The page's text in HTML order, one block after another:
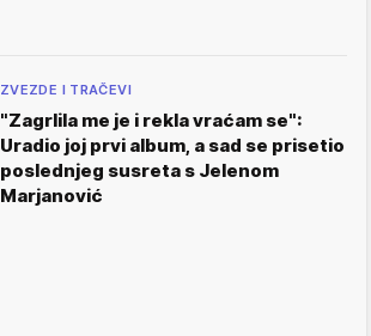
ZVEZDE I TRAČEVI
"Zagrlila me je i rekla vraćam se":
Uradio joj prvi album, a sad se prisetio
poslednjeg susreta s Jelenom
Marjanović